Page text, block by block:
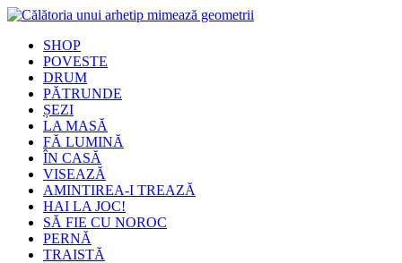
SHOP
POVESTE
DRUM
PĂTRUNDE
ȘEZI
LA MASĂ
FĂ LUMINĂ
ÎN CASĂ
VISEAZĂ
AMINTIREA-I TREAZĂ
HAI LA JOC!
SĂ FIE CU NOROC
PERNĂ
TRAISTĂ